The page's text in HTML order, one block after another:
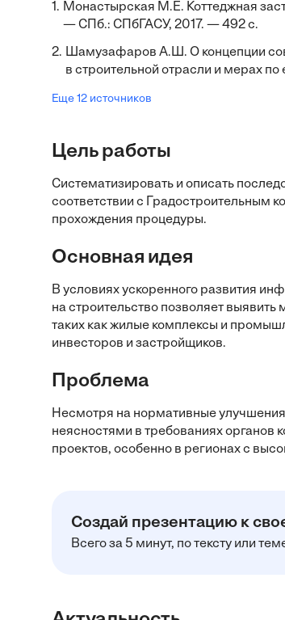
1. Монастырская М.Е. Коттеджная
— СПб.: СПбГАСУ, 2017. — 492 с.
2. Шамузафаров А.Ш. О концепции
в строительной отрасли и мерах
Еще 12 источников
Цель работы
Систематизировать и описать
соответствии с Градостроительным
прохождения процедуры.
Основная идея
В условиях ускоренного развития
на строительство позволяет
таких как жилые комплексы и
инвесторов и застройщиков.
Проблема
Несмотря на нормативные
неясностями в требованиях органов
проектов, особенно в регионах с
Создай презентацию к
Всего за 5 минут, по тексту или